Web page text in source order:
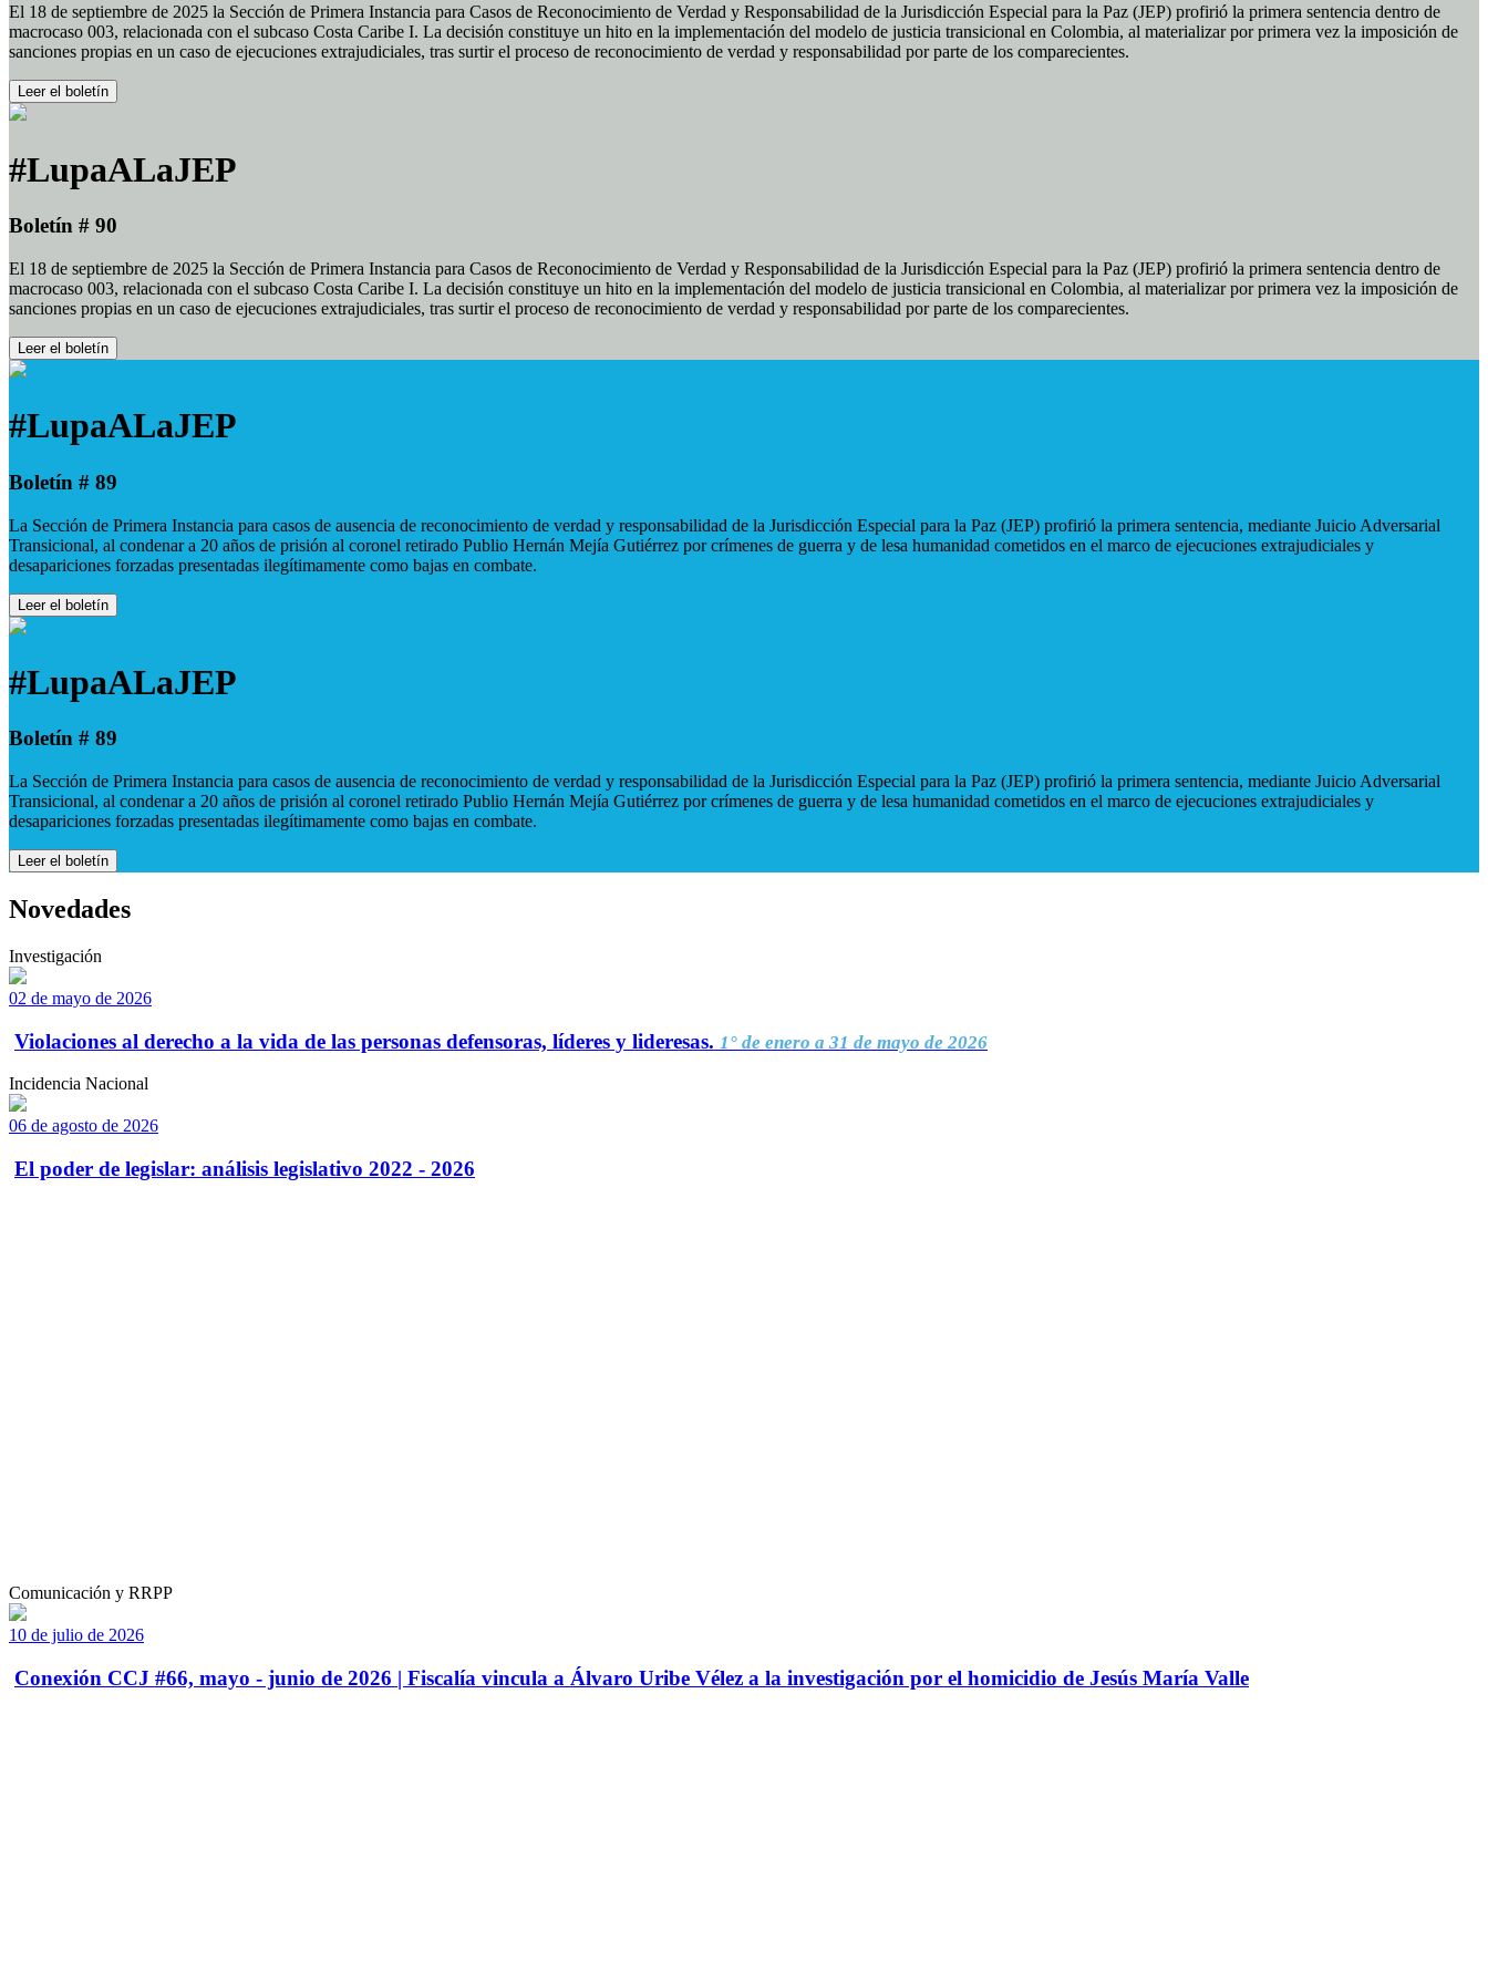
El 18 de septiembre de 2025 la Sección de Primera Instancia para Casos de Reconocimiento de Verdad y Responsabilidad de la Jurisdicción Especial para la Paz (JEP) profirió la primera sentencia dentro de
macrocaso 003, relacionada con el subcaso Costa Caribe I. La decisión constituye un hito en la implementación del modelo de justicia transicional en Colombia, al materializar por primera vez la imposición de
sanciones propias en un caso de ejecuciones extrajudiciales, tras surtir el proceso de reconocimiento de verdad y responsabilidad por parte de los comparecientes.
Leer el boletín
#LupaALaJEP
Boletín # 90
El 18 de septiembre de 2025 la Sección de Primera Instancia para Casos de Reconocimiento de Verdad y Responsabilidad de la Jurisdicción Especial para la Paz (JEP) profirió la primera sentencia dentro de
macrocaso 003, relacionada con el subcaso Costa Caribe I. La decisión constituye un hito en la implementación del modelo de justicia transicional en Colombia, al materializar por primera vez la imposición de
sanciones propias en un caso de ejecuciones extrajudiciales, tras surtir el proceso de reconocimiento de verdad y responsabilidad por parte de los comparecientes.
Leer el boletín
#LupaALaJEP
Boletín # 89
La Sección de Primera Instancia para casos de ausencia de reconocimiento de verdad y responsabilidad de la Jurisdicción Especial para la Paz (JEP) profirió la primera sentencia, mediante Juicio Adversarial
Transicional, al condenar a 20 años de prisión al coronel retirado Publio Hernán Mejía Gutiérrez por crímenes de guerra y de lesa humanidad cometidos en el marco de ejecuciones extrajudiciales y
desapariciones forzadas presentadas ilegítimamente como bajas en combate.
Leer el boletín
#LupaALaJEP
Boletín # 89
La Sección de Primera Instancia para casos de ausencia de reconocimiento de verdad y responsabilidad de la Jurisdicción Especial para la Paz (JEP) profirió la primera sentencia, mediante Juicio Adversarial
Transicional, al condenar a 20 años de prisión al coronel retirado Publio Hernán Mejía Gutiérrez por crímenes de guerra y de lesa humanidad cometidos en el marco de ejecuciones extrajudiciales y
desapariciones forzadas presentadas ilegítimamente como bajas en combate.
Leer el boletín
Novedades
Investigación
02 de mayo de 2026
Violaciones al derecho a la vida de las personas defensoras, líderes y lideresas. 1° de enero a 31 de mayo de 2026
Incidencia Nacional
06 de agosto de 2026
El poder de legislar: análisis legislativo 2022 - 2026
Comunicación y RRPP
10 de julio de 2026
Conexión CCJ #66, mayo - junio de 2026 | Fiscalía vincula a Álvaro Uribe Vélez a la investigación por el homicidio de Jesús María Valle